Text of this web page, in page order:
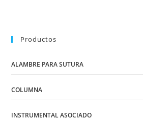
Productos
ALAMBRE PARA SUTURA
COLUMNA
INSTRUMENTAL ASOCIADO